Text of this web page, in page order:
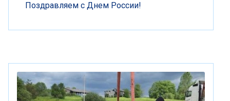
Поздравляем с Днем России!